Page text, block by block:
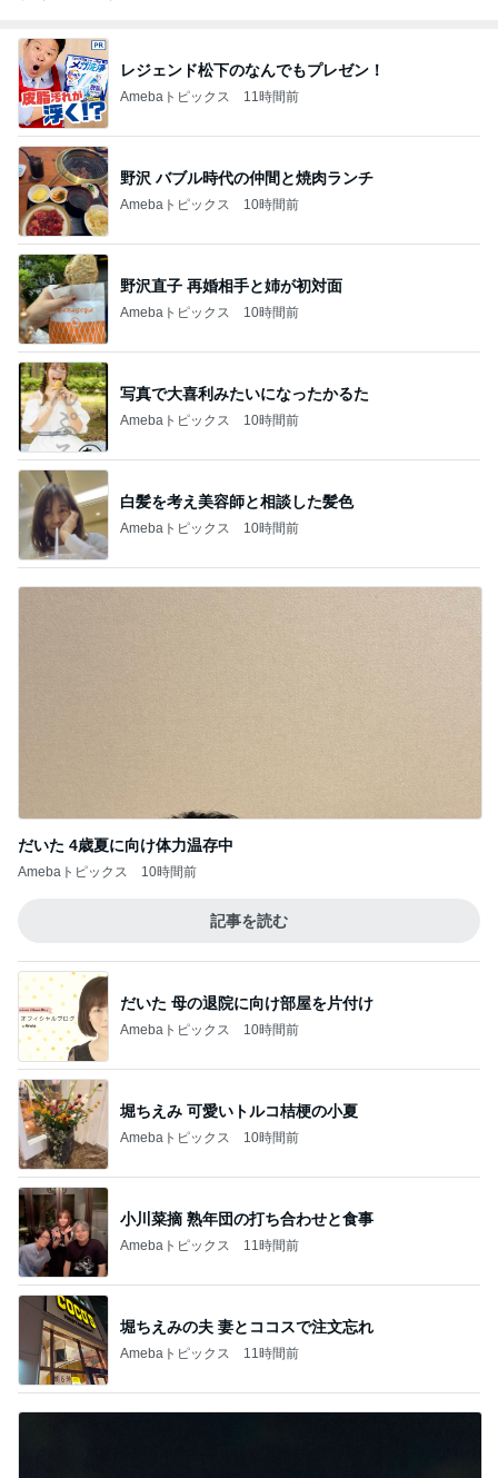
レジェンド松下のなんでもプレゼン！
Amebaトピックス 11時間前
野沢 バブル時代の仲間と焼肉ランチ
Amebaトピックス 10時間前
野沢直子 再婚相手と姉が初対面
Amebaトピックス 10時間前
写真で大喜利みたいになったかるた
Amebaトピックス 10時間前
白髪を考え美容師と相談した髪色
Amebaトピックス 10時間前
だいた 4歳夏に向け体力温存中
Amebaトピックス 10時間前
記事を読む
だいた 母の退院に向け部屋を片付け
Amebaトピックス 10時間前
堀ちえみ 可愛いトルコ桔梗の小夏
Amebaトピックス 10時間前
小川菜摘 熟年団の打ち合わせと食事
Amebaトピックス 11時間前
堀ちえみの夫 妻とココスで注文忘れ
Amebaトピックス 11時間前